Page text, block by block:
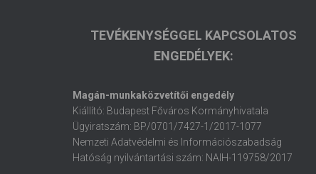
TEVÉKENYSÉGGEL KAPCSOLATOS
ENGEDÉLYEK:
Magán-munkaközvetítői engedély
Kiállító: Budapest Főváros Kormányhivatala
Ügyiratszám: BP/0701/7427-1/2017-1077
Nemzeti Adatvédelmi és Információszabadság
Hatóság nyilvántartási szám: NAIH-119758/2017